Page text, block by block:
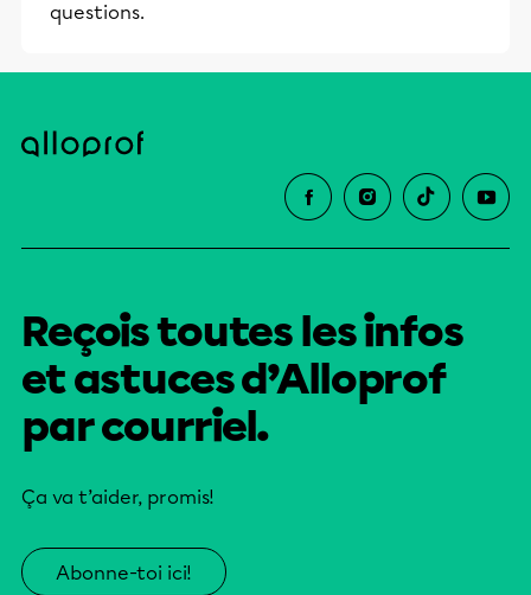
questions.
Reçois toutes les infos
et astuces d’Alloprof
par courriel.
Ça va t’aider, promis!
Abonne-toi ici!